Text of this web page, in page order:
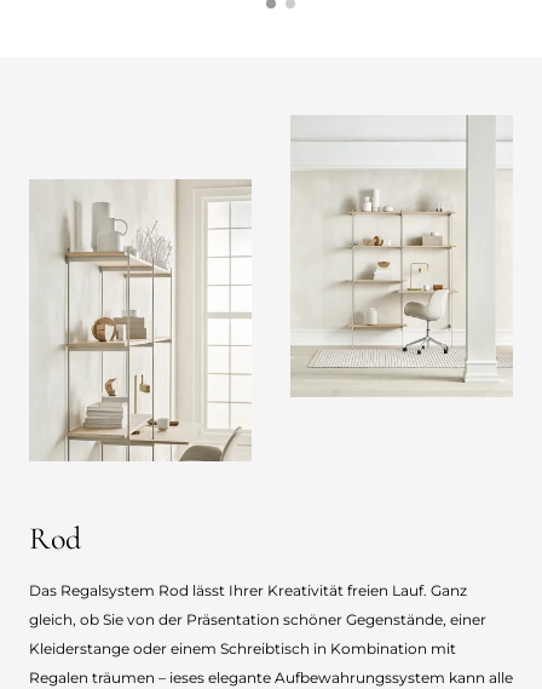
Rod
Das Regalsystem Rod lässt Ihrer Kreativität freien Lauf. Ganz
gleich, ob Sie von der Präsentation schöner Gegenstände, einer
Kleiderstange oder einem Schreibtisch in Kombination mit
Regalen träumen – ieses elegante Aufbewahrungssystem kann alle